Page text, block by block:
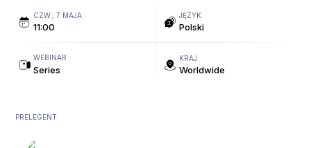
CZW., 7 MAJA
11:00
JĘZYK
Polski
WEBINAR
Series
KRAJ
Worldwide
PRELEGENT